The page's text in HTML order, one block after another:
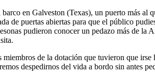
en Galveston (Texas), un puerto más al
de puertas abiertas para que el público
pudieron conocer un pedazo más de la
de la dotación que tuvieron que
despedirnos del vida a bordo sin antes